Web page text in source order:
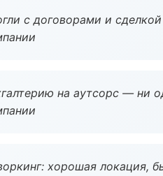
с договорами и
на аутсорс — ни
хорошая локация,